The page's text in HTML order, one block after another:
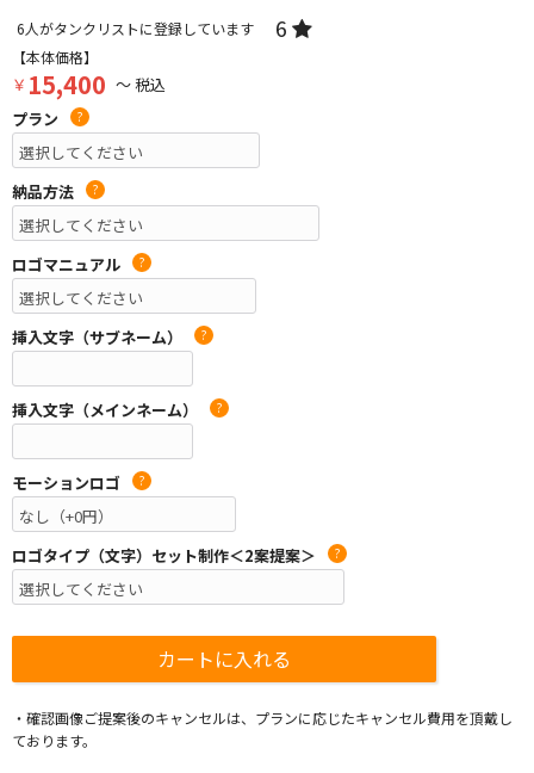
6人がタンクリストに登録しています 6
【本体価格】
￥ 15,400 ～ 税込
プラン
?
納品方法 ?
ロゴマニュアル ?
挿入文字（サブネーム） ?
挿入文字（メインネーム） ?
モーションロゴ ?
ロゴタイプ（文字）セット制作＜2案提案＞ ?
・確認画像ご提案後のキャンセルは、プランに応じたキャンセル費用を頂戴し
ております。